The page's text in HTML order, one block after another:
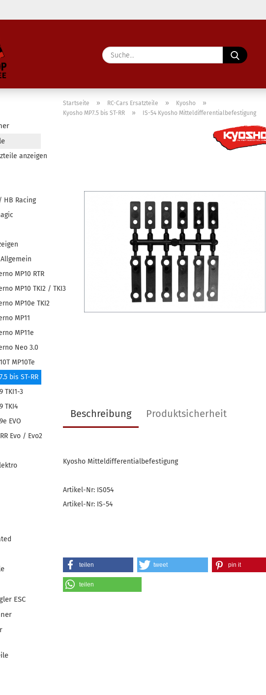
Suche...
Startseite » RC-Cars Ersatzteile » Kyosho »
Kyosho MP7.5 bis ST-RR » IS-54 Kyosho Mitteldifferentialbefestigung
Beschreibung Produktsicherheit
Kyosho Mitteldifferentialbefestigung
Artikel-Nr: IS054
Artikel-Nr: IS-54
teilen tweet pin it
teilen
anzeigen
HB Racing
MP10 RTR
MP10 TKI2 / TKI3
MP10e TKI2
MP11
MP11e
Neo 3.0
MP10Te
bis ST-RR
TKI1-3
TKI4
EVO
Evo / Evo2
ESC